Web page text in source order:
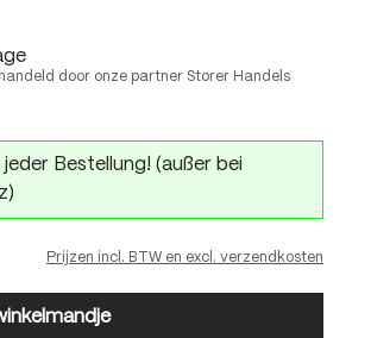
door onze partner Storer Handels
Bestellung! (außer bei
Prijzen incl. BTW en excl. verzendkosten